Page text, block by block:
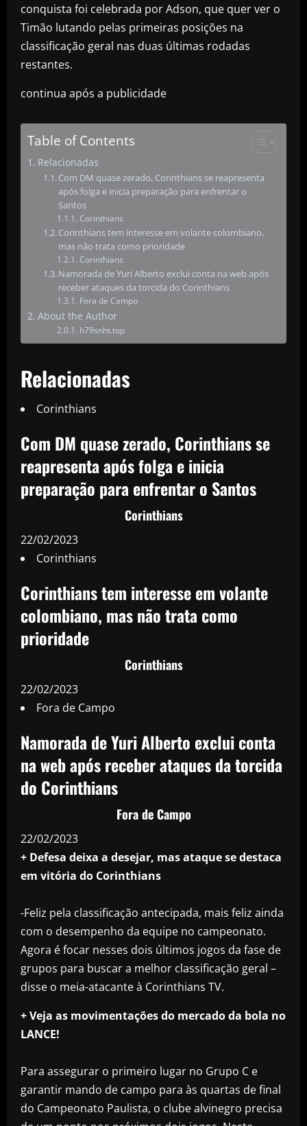
conquista foi celebrada por Adson, que quer ver o
Timão lutando pelas primeiras posições na
classificação geral nas duas últimas rodadas
restantes.
continua após a publicidade
Table of Contents
Relacionadas
Com DM quase zerado, Corinthians se reapresenta
após folga e inicia preparação para enfrentar o
Santos
Corinthians
Corinthians tem interesse em volante colombiano,
mas não trata como prioridade
Corinthians
Namorada de Yuri Alberto exclui conta na web após
receber ataques da torcida do Corinthians
Fora de Campo
About the Author
h79snht.top
Relacionadas
Corinthians
Com DM quase zerado, Corinthians se
reapresenta após folga e inicia
preparação para enfrentar o Santos
Corinthians
22/02/2023
Corinthians
Corinthians tem interesse em volante
colombiano, mas não trata como
prioridade
Corinthians
22/02/2023
Fora de Campo
Namorada de Yuri Alberto exclui conta
na web após receber ataques da torcida
do Corinthians
Fora de Campo
22/02/2023
+ Defesa deixa a desejar, mas ataque se destaca
em vitória do Corinthians
-Feliz pela classificação antecipada, mais feliz ainda
com o desempenho da equipe no campeonato.
Agora é focar nesses dois últimos jogos da fase de
grupos para buscar a melhor classificação geral –
disse o meia-atacante à Corinthians TV.
+ Veja as movimentações do mercado da bola no
LANCE!
Para assegurar o primeiro lugar no Grupo C e
garantir mando de campo para às quartas de final
do Campeonato Paulista, o clube alvinegro precisa